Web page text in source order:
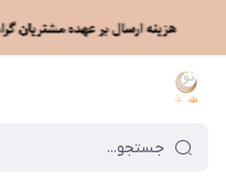
ماه نو / فهرست محصولات